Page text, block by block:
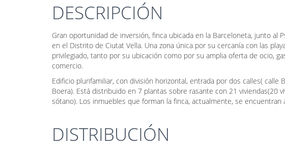
DESCRIPCIÓN
Gran oportunidad de inversión, finca ubicada en la Barceloneta, junto al
en el Distrito de Ciutat Vella. Una zona única por su cercanía con las
privilegiado, tanto por su ubicación como por su amplia oferta de ocio,
comercio.
Edificio plurifamiliar, con división horizontal, entrada por dos calles( calle
Boera). Está distribuido en 7 plantas sobre rasante con 21 viviendas(20
sótano). Los inmuebles que forman la finca, actualmente, se
DISTRIBUCIÓN